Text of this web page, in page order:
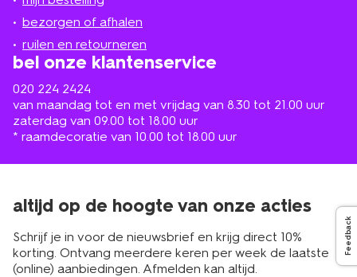
bezorgen of afhalen
ruilen en retourneren
bel onze klantenservice
020 224 2424
van maandag tot en met vrijdag van 8.30 tot 21.00 uur
zaterdag van 09.00 tot 18.00 uur
* raamdecoratie van 10.00 tot 18.00 uur
in
de
buurt
altijd op de hoogte van onze acties
Schrijf je in voor de nieuwsbrief en krijg direct 10%
korting. Ontvang meerdere keren per week de laatste
(online) aanbiedingen. Afmelden kan altijd.
Feedback